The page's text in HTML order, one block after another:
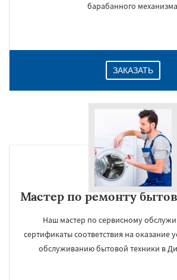
барабанного
ЗАКАЗАТЬ
Мастер по ремонту
Наш мастер по сервисному
сертификаты соответствия на оказание
обслуживанию бытовой техники в